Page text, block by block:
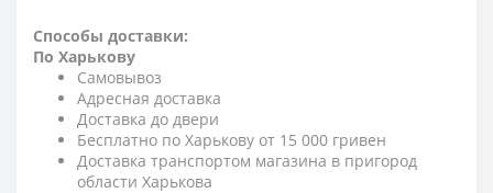
Способы доставки:
По Харькову
Самовывоз
Адресная доставка
Доставка до двери
Бесплатно по Харькову от 15 000 гривен
Доставка транспортом магазина в пригород
области Харькова